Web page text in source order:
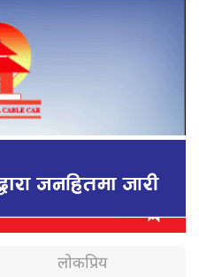
लोकप्रिय